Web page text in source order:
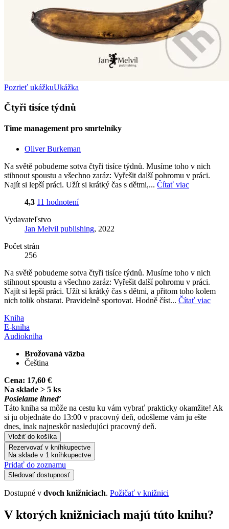
Pozrieť ukážkuUkážka
Čtyři tisíce týdnů
Time management pro smrtelníky
Oliver Burkeman
Na světě pobudeme sotva čtyři tisíce týdnů. Musíme toho v nich
stihnout spoustu a všechno zaráz: Vyřešit další pohromu v práci.
Najít si lepší práci. Užít si krátký čas s dětmi,... Čítať viac
4,3 11 hodnotení
Vydavateľstvo
Jan Melvil publishing, 2022
Počet strán
256
Na světě pobudeme sotva čtyři tisíce týdnů. Musíme toho v nich
stihnout spoustu a všechno zaráz: Vyřešit další pohromu v práci.
Najít si lepší práci. Užít si krátký čas s dětmi, a přitom toho kolem
nich tolik obstarat. Pravidelně sportovat. Hodně číst... Čítať viac
Kniha
E-kniha
Audiokniha
Brožovaná väzba
Čeština
Cena: 17,60 €
Na sklade > 5 ks
Posielame ihneď
Táto kniha sa môže na cestu ku vám vybrať prakticky okamžite! Ak
si ju objednáte do 13:00 v pracovný deň, odošleme vám ju ešte
dnes, inak najneskôr nasledujúci pracovný deň.
Vložiť do košíka
Rezervovať v kníhkupectve
Na sklade v 1 kníhkupectve
Pridať do zoznamu
Sledovať dostupnosť
Dostupné v dvoch knižniciach. Požičať v knižnici
V ktorých knižniciach majú túto knihu?